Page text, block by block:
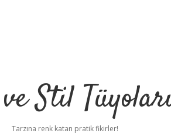
Stil
Tarzına renk katan pratik fikirler!